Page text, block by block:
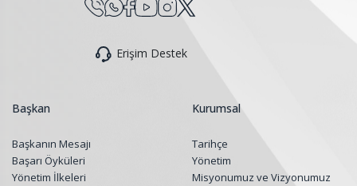
Erişim Destek
Başkan
Başkanın Mesajı
Başarı Öyküleri
Yönetim İlkeleri
Kurumsal
Tarihçe
Yönetim
Misyonumuz ve Vizyonumuz